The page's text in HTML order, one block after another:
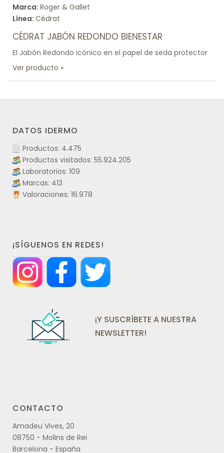
Marca: Roger & Gallet
Línea: Cédrat
CÉDRAT JABÓN REDONDO BIENESTAR
El Jabón Redondo icónico en el papel de seda protector
Ver producto
DATOS IDERMO
Productos: 4.475
Productos visitados: 55.924.205
Laboratorios: 109
Marcas: 413
Valoraciones: 16.978
¡SÍGUENOS EN REDES!
¡Y SUSCRÍBETE A NUESTRA
NEWSLETTER!
CONTACTO
Amadeu Vives, 20
08750 - Molins de Rei
Barcelona - España